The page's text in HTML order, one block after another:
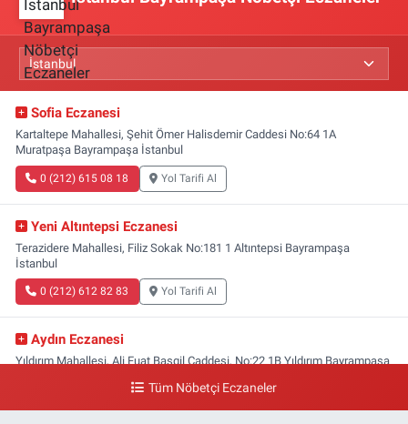
Sofia Eczanesi
Kartaltepe Mahallesi, Şehit Ömer Halisdemir Caddesi No:64 1A
Muratpaşa Bayrampaşa İstanbul
0 (212) 615 08 18 Yol Tarifi Al
Yeni Altıntepsi Eczanesi
Terazidere Mahallesi, Filiz Sokak No:181 1 Altıntepsi Bayrampaşa
İstanbul
0 (212) 612 82 83 Yol Tarifi Al
Aydın Eczanesi
Yıldırım Mahallesi, Ali Fuat Başgil Caddesi, No:22 1B Yıldırım Bayrampaşa
Tüm Nöbetçi Eczaneler